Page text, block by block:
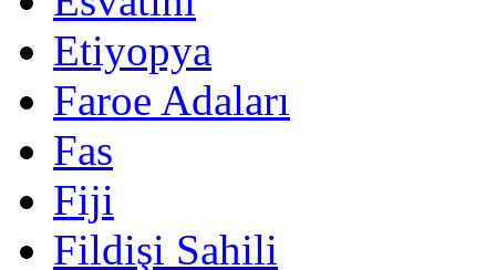
Etiyopya
Faroe Adaları
Fas
Fiji
Fildişi Sahili